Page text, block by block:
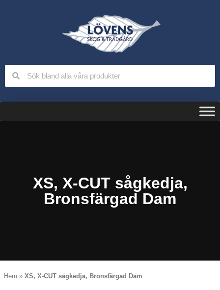
XS, X-CUT sågkedja,
Bronsfärgad Dam
Hem » XS, X-CUT sågkedja, Bronsfärgad Dam